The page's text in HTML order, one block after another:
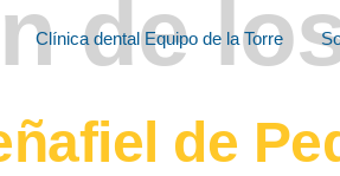
Clínica dental Equipo de la Torre
de
de